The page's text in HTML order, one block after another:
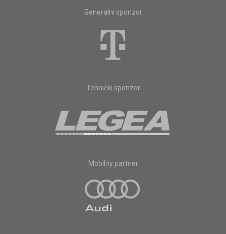
Generalni sponzor
Tehnički sponzor
Mobility partner